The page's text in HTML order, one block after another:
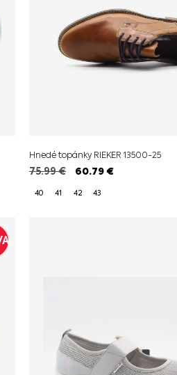
Hnedé topánky RIEKER 13500-25
75.99€ 60.79€
40 41 42 43